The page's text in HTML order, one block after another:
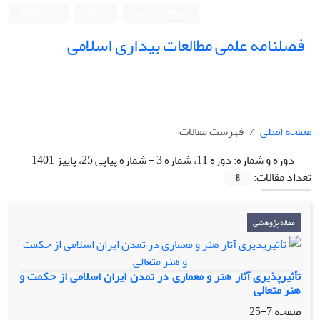
فصلنامه علمی مطالعات بیداری اسلامی
صفحه اصلی
فهرست مقالات
دوره و شماره:دوره 11، شماره 3 - شماره پیاپی 25، پاییز 1401
تعداد مقالات:
8
مقاله پژوهشی
تأثیرپذیری آثار هنر و معماری در تمدن ایران اسلامی از حکمت و
هنر متعالی
صفحه7-25